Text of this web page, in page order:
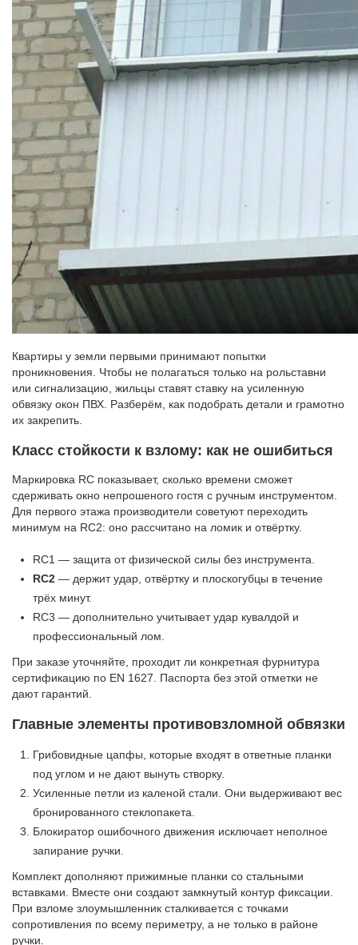
Квартиры у земли первыми принимают попытки
проникновения. Чтобы не полагаться только на рольставни
или сигнализацию, жильцы ставят ставку на усиленную
обвязку окон ПВХ. Разберём, как подобрать детали и грамотно
их закрепить.
Класс стойкости к взлому: как не ошибиться
Маркировка RC показывает, сколько времени сможет
сдерживать окно непрошеного гостя с ручным инструментом.
Для первого этажа производители советуют переходить
минимум на RC2: оно рассчитано на ломик и отвёртку.
RC1 — защита от физической силы без инструмента.
RC2 — держит удар, отвёртку и плоскогубцы в течение
трёх минут.
RC3 — дополнительно учитывает удар кувалдой и
профессиональный лом.
При заказе уточняйте, проходит ли конкретная фурнитура
сертификацию по EN 1627. Паспорта без этой отметки не
дают гарантий.
Главные элементы противовзломной обвязки
Грибовидные цапфы, которые входят в ответные планки
под углом и не дают вынуть створку.
Усиленные петли из каленой стали. Они выдерживают вес
бронированного стеклопакета.
Блокиратор ошибочного движения исключает неполное
запирание ручки.
Комплект дополняют прижимные планки со стальными
вставками. Вместе они создают замкнутый контур фиксации.
При взломе злоумышленник сталкивается с точками
сопротивления по всему периметру, а не только в районе
ручки.